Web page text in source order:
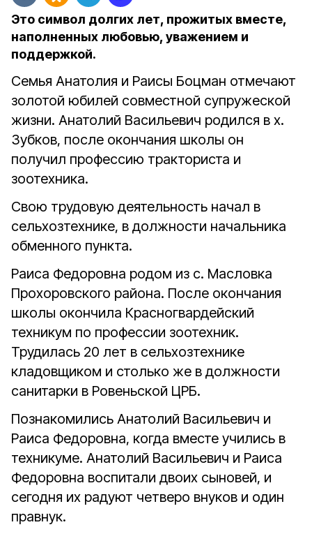
Это символ долгих лет, прожитых вместе,
наполненных любовью, уважением и
поддержкой.
Семья Анатолия и Раисы Боцман отмечают
золотой юбилей совместной супружеской
жизни. Анатолий Васильевич родился в х.
Зубков, после окончания школы он
получил профессию тракториста и
зоотехника.
Свою трудовую деятельность начал в
сельхозтехнике, в должности начальника
обменного пункта.
Раиса Федоровна родом из с. Масловка
Прохоровского района. После окончания
школы окончила Красногвардейский
техникум по профессии зоотехник.
Трудилась 20 лет в сельхозтехнике
кладовщиком и столько же в должности
санитарки в Ровеньской ЦРБ.
Познакомились Анатолий Васильевич и
Раиса Федоровна, когда вместе учились в
техникуме. Анатолий Васильевич и Раиса
Федоровна воспитали двоих сыновей, и
сегодня их радуют четверо внуков и один
правнук.